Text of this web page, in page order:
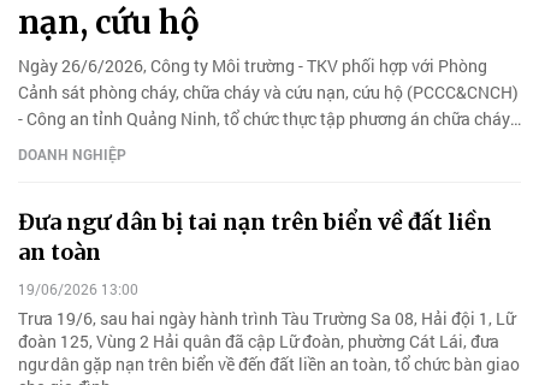
nạn, cứu hộ
Ngày 26/6/2026, Công ty Môi trường - TKV phối hợp với Phòng
Cảnh sát phòng cháy, chữa cháy và cứu nạn, cứu hộ (PCCC&CNCH)
- Công an tỉnh Quảng Ninh, tổ chức thực tập phương án chữa cháy
và CNCH.
DOANH NGHIỆP
Đưa ngư dân bị tai nạn trên biển về đất liền
an toàn
19/06/2026 13:00
Trưa 19/6, sau hai ngày hành trình Tàu Trường Sa 08, Hải đội 1, Lữ
đoàn 125, Vùng 2 Hải quân đã cập Lữ đoàn, phường Cát Lái, đưa
ngư dân gặp nạn trên biển về đến đất liền an toàn, tổ chức bàn giao